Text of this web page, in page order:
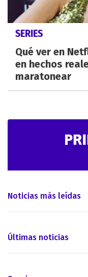
SERIES
Qué ver en
en hechos
maratonear
Noticias más leídas
Últimas noticias